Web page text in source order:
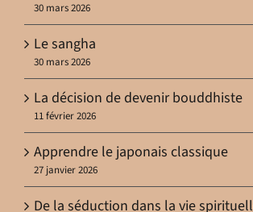
30 mars 2026
Le sangha
30 mars 2026
La décision de devenir bouddhiste
11 février 2026
Apprendre le japonais classique
27 janvier 2026
De la séduction dans la vie